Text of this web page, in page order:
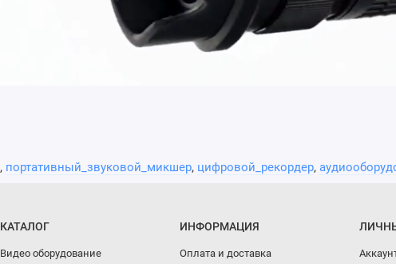
, портативный_звуковой_микшер, цифровой_рекордер,
КАТАЛОГ
Видео оборудование
ИНФОРМАЦИЯ
Оплата и доставка